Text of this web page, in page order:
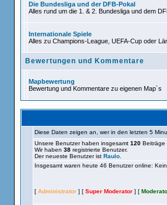
Die Bundesliga und der DFB-Pokal
Alles rund um die 1. & 2. Bundesliga
Internationale Spiele
Alles zu Champions-League, UEFA-
Bewertungen und Kommentare
Mapbewertung
Bewertung und Kommentare zu
Diese Daten zeigen an, wer in den letzten 5
Unsere Benutzer haben insgesamt 120 Beiträge
Wir haben 38 registrierte Benutzer.
Der neueste Benutzer ist Raulo
Insgesamt waren heute 46 Benutzer online:
[ Administrator ] [ Super Moderator ] [